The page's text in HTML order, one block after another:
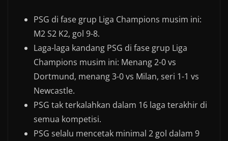
PSG di fase grup Liga Champions musim ini:
M2 S2 K2, gol 9-8.
Laga-laga kandang PSG di fase grup Liga
Champions musim ini: Menang 2-0 vs
Dortmund, menang 3-0 vs Milan, seri 1-1 vs
Newcastle.
PSG tak terkalahkan dalam 16 laga terakhir di
semua kompetisi.
PSG selalu mencetak minimal 2 gol dalam 9